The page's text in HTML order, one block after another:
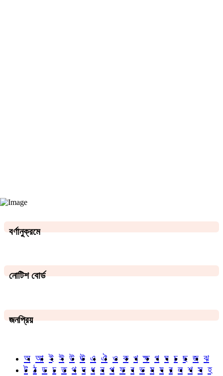
বর্ণানুক্রমে
নোটিশ বোর্ড
জনপ্রিয়
অ আ ই ঈ উ ঊ এ ঐ ও ক খ ক্ষ গ ঘ চ ছ জ ঝ
ট ঠ ড ঢ ত থ দ ধ ন প ফ ব ভ ম য র ল শ স হ